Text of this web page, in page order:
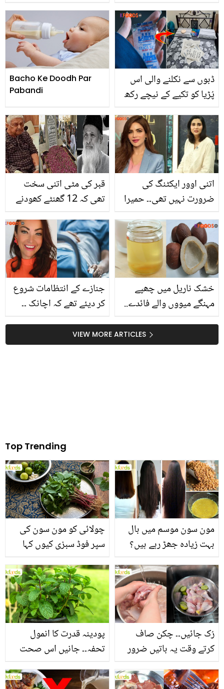
چھلکے غلطی سے بھی
نہیں پھینکیے
ہزاروں میں ملنے والے
جوڑے سستے داموں ملیں
Bacho Ke Doodh Par
Pabandi
ڈبوں سے نکلنے والی اس
پُڑیا کو تکیے کے نیچے رکھ
سیلیکا جیل کے استعمال کے
کچھ ایسے طریقے جو
مددگار ثابت ہوتے ہیں
قبر کی مٹی اتنی سخت
تھی کہ 12 گھنٹے کھودنے
مشہور شخصیات کی
قبروں سے متعلق وہ
معلومات جو بہت کم لوگ
جانتے ہیں
اتنی اوور ایکٹنگ کی
ضرورت نہیں تھی۔۔ حمیرا
نے ایسا کیا کردیا کہ
صارفین آگ بگولہ ہوگئے؟
جنازے کے انتظامات شروع
کر دیئے تھے کہ اچانک ۔۔
گئی؟ ڈاکٹرز بھی حیران و
پریشان دیکھتے رہ گئے
خشک ناریل میں چھپے
مہنگے میووں والے فائدے..
کے تیل میں آپ کی صحت
اور حسن کو نکھارنے کے
VIEW MORE ARTICLES
Top Trending
چولائی کو مون سون کی
سپر فوڈ سبزی کیوں کہا
منرلز اور اینٹی آکسیڈنٹس
سے بھرپور اس سبزی کے
فائدے
مون سون موسم میں بال
بہت زیادہ جھڑ رہے ہیں؟
بنانے کے چند قدرتی طریقے
پودینہ قدرت کا انمول
تحفہ۔۔ جانیں اس صحت
انگیز طبی فوائد
رُک جائیں۔۔ چکن صاف
کرتے وقت یہ باتیں ضرور